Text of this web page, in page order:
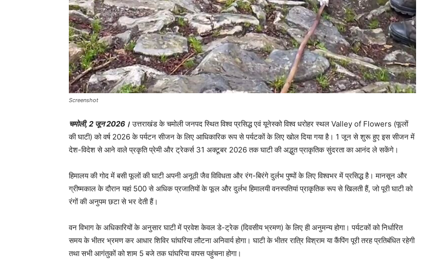
Screenshot
चमोली, 2 जून 2026।उत्तराखंड के चमोली जनपद स्थित विश्व प्रसिद्ध एवं यूनेस्को विश्व धरोहर स्थल Valley of Flowers (फूलों
की घाटी) को वर्ष 2026 के पर्यटन सीजन के लिए आधिकारिक रूप से पर्यटकों के लिए खोल दिया गया है। 1 जून से शुरू हुए इस सीजन में
देश-विदेश से आने वाले प्रकृति प्रेमी और ट्रेकर्स 31 अक्टूबर 2026 तक घाटी की अद्भुत प्राकृतिक सुंदरता का आनंद ले सकेंगे।
हिमालय की गोद में बसी फूलों की घाटी अपनी अनूठी जैव विविधता और रंग-बिरंगे दुर्लभ पुष्पों के लिए विश्वभर में प्रसिद्ध है। मानसून और
ग्रीष्मकाल के दौरान यहां 500 से अधिक प्रजातियों के फूल और दुर्लभ हिमालयी वनस्पतियां प्राकृतिक रूप से खिलती हैं, जो पूरी घाटी को
रंगों की अनुपम छटा से भर देती हैं।
वन विभाग के अधिकारियों के अनुसार घाटी में प्रवेश केवल डे-ट्रेक (दिवसीय भ्रमण) के लिए ही अनुमन्य होगा। पर्यटकों को निर्धारित
समय के भीतर भ्रमण कर आधार शिविर घांघरिया लौटना अनिवार्य होगा। घाटी के भीतर रात्रि विश्राम या कैंपिंग पूरी तरह प्रतिबंधित रहेगी
तथा सभी आगंतुकों को शाम 5 बजे तक घांघरिया वापस पहुंचना होगा।